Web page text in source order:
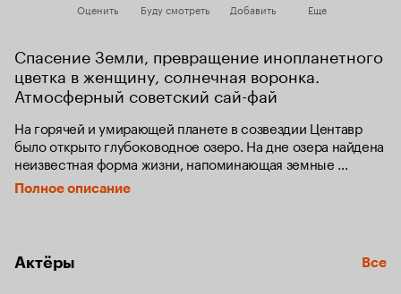
Оценить Буду смотреть Добавить Еще
Спасение Земли, превращение инопланетного
цветка в женщину, солнечная воронка.
Атмосферный советский сай-фай
На горячей и умирающей планете в созвездии Центавр
было открыто глубоководное озеро. На дне озера найдена
неизвестная форма жизни, напоминающая земные
растения. Находку тщательно исследуют в
фитолаборатории Олега Янкова. Ему активно помогают
Инопланетный цветок неожиданно трансформируется в
женщину по имени Аира. При посредничестве
Полное описание
Актёры Все